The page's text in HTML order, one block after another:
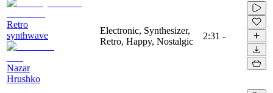
Retro
synthwave
Nazar
Hrushko
Electronic, Synthesizer,
Retro, Happy, Nostalgic
2:31 -